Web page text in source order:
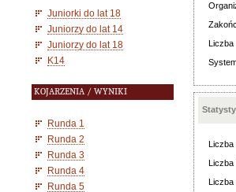
Juniorki do lat 18
Juniorzy do lat 14
Juniorzy do lat 18
K14
KOJARZENIA / WYNIKI
Runda 1
Runda 2
Runda 3
Runda 4
Runda 5
Liczba
Liczba
Liczba
Liczba